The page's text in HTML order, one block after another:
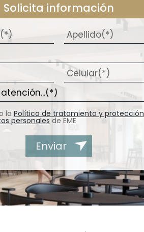
Solicita información
la Política de tratamiento y protección
personalesde EME
Enviar